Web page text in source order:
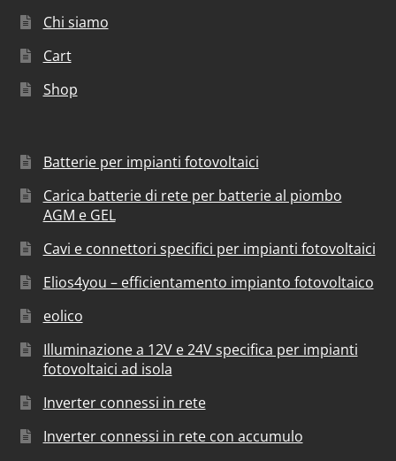
Chi siamo
Cart
Shop
Batterie per impianti fotovoltaici
Carica batterie di rete per batterie al piombo
AGM e GEL
Cavi e connettori specifici per impianti fotovoltaici
Elios4you – efficientamento impianto fotovoltaico
eolico
Illuminazione a 12V e 24V specifica per impianti
fotovoltaici ad isola
Inverter connessi in rete
Inverter connessi in rete con accumulo